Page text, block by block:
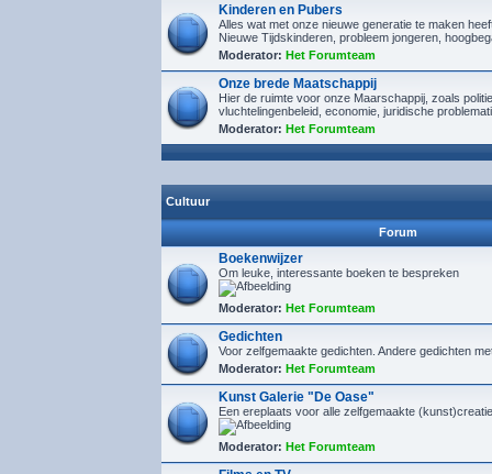
Kinderen en Pubers
Alles wat met onze nieuwe generatie te maken
Nieuwe Tijdskinderen, probleem jongeren,
Moderator: Het Forumteam
Onze brede Maatschappij
Hier de ruimte voor onze Maarschappij, zoals
vluchtelingenbeleid, economie, juridische
Moderator: Het Forumteam
Cultuur
Forum
Boekenwijzer
Om leuke, interessante boeken te bespreken
Moderator: Het Forumteam
Gedichten
Voor zelfgemaakte gedichten. Andere gedichten
Moderator: Het Forumteam
Kunst Galerie "De Oase"
Een ereplaats voor alle zelfgemaakte
Moderator: Het Forumteam